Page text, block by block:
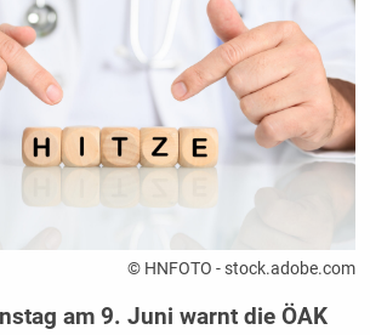
© HNFOTO - stock.adobe.com
am 9. Juni warnt die ÖAK